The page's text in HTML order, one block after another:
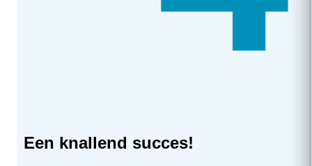
Een knallend succes!